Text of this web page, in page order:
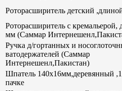
Роторасширитель детский
Роторасширитель с кремальерой,
мм (Саммар
Ручка д/гортанных и
ватодержателей (Саммар
Интернешенл,Пакистан)
Шпатель 140х16мм,деревянный
пачке